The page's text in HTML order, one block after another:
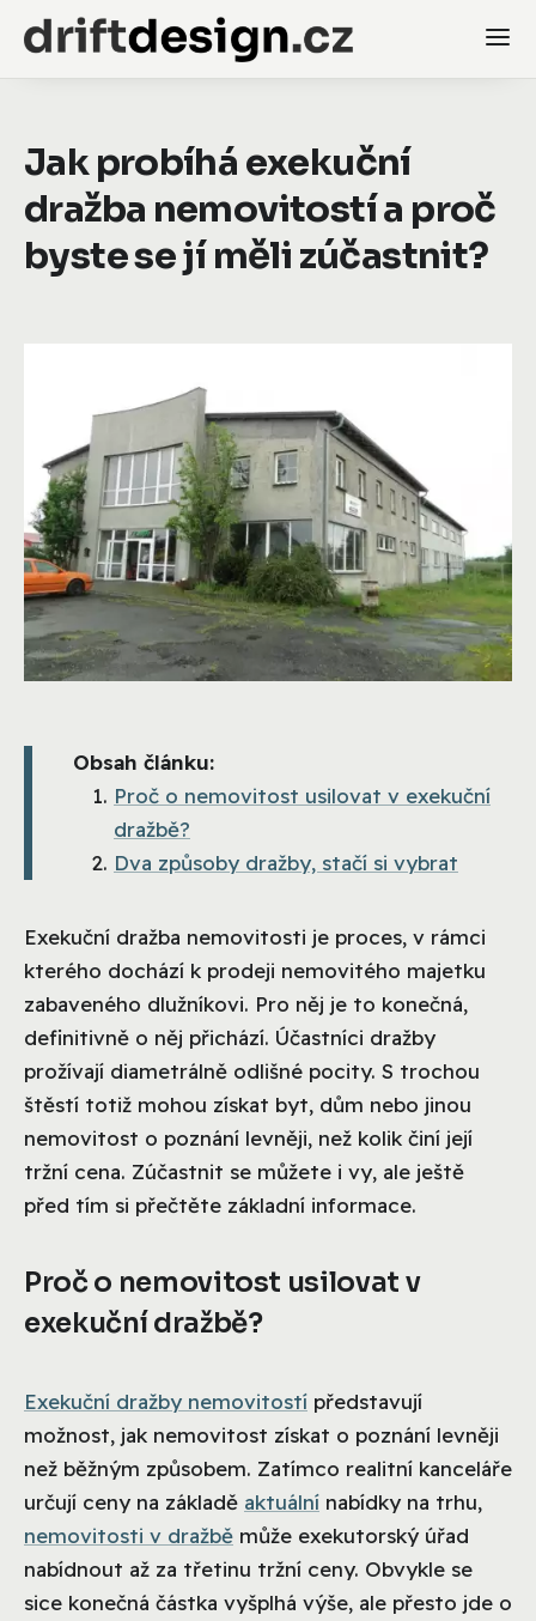
Jak probíhá exekuční
dražba nemovitostí a proč
byste se jí měli zúčastnit?
Obsah článku:
Proč o nemovitost usilovat v exekuční
dražbě?
Dva způsoby dražby, stačí si vybrat
Exekuční dražba nemovitosti je proces, v rámci
kterého dochází k prodeji nemovitého majetku
zabaveného dlužníkovi. Pro něj je to konečná,
definitivně o něj přichází. Účastníci dražby
prožívají diametrálně odlišné pocity. S trochou
štěstí totiž mohou získat byt, dům nebo jinou
nemovitost o poznání levněji, než kolik činí její
tržní cena. Zúčastnit se můžete i vy, ale ještě
před tím si přečtěte základní informace.
Proč o nemovitost usilovat v
exekuční dražbě?
Exekuční dražby nemovitostí představují
možnost, jak nemovitost získat o poznání levněji
než běžným způsobem. Zatímco realitní kanceláře
určují ceny na základě aktuální nabídky na trhu,
nemovitosti v dražbě může exekutorský úřad
nabídnout až za třetinu tržní ceny. Obvykle se
sice konečná částka vyšplhá výše, ale přesto jde o